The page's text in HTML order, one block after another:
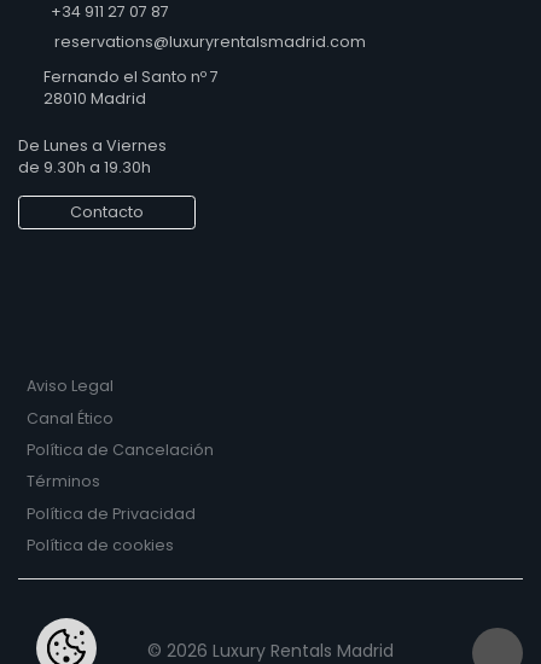
+34 911 27 07 87
reservations@luxuryrentalsmadrid.com
Fernando el Santo nº 7
28010 Madrid
De Lunes a Viernes
de 9.30h a 19.30h
Contacto
Aviso Legal
Canal Ético
Política de Cancelación
Términos
Política de Privacidad
Política de cookies
© 2026 Luxury Rentals Madrid